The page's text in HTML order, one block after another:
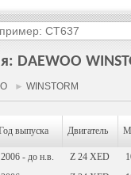
DAEWOO
► WINSTORM
выпуска Двигатель
2006 - до н.в. Z 24 XED